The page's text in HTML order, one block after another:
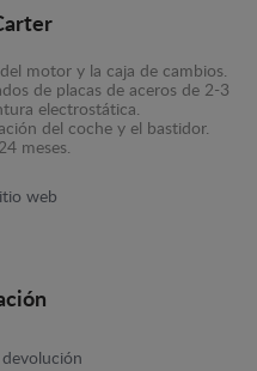
motor y la caja de cambios.
de placas de aceros de 2-3
electrostática.
del coche y el bastidor.
meses.
web